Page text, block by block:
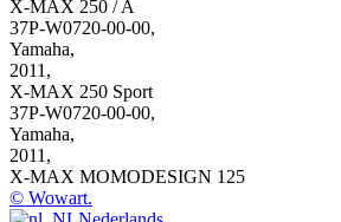
X-MAX 250 / A
37P-W0720-00-00,
Yamaha,
2011 ,
X-MAX 250 Sport
37P-W0720-00-00,
Yamaha,
2011 ,
X-MAX MOMODESIGN 125
© Wowart.